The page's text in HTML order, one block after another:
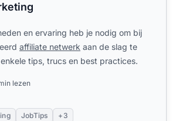
en ervaring heb je nodig om bij
affiliate netwerk aan de slag te
tips, trucs en best practices.
lezen
JobTips +3